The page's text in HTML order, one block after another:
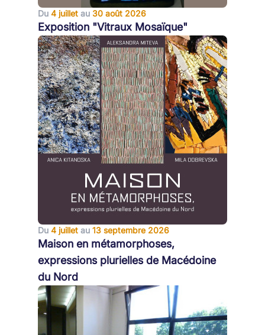
Du 4 juillet au 30 août 2026
Exposition "Vitraux Mosaïque"
Du 4 juillet au 13 septembre 2026
Maison en métamorphoses,
expressions plurielles de Macédoine
du Nord